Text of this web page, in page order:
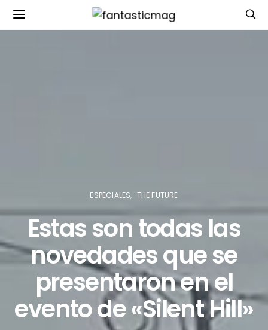
ESPECIALES THE FUTURE
Estas son todas las
novedades que se
presentaron en el
evento de «Silent Hill»